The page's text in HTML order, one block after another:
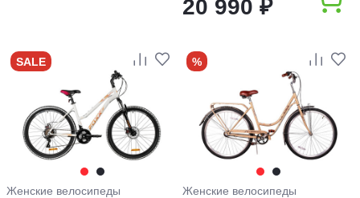
20 990 ₽
SALE
Женские велосипеды
%
Женские велосипеды